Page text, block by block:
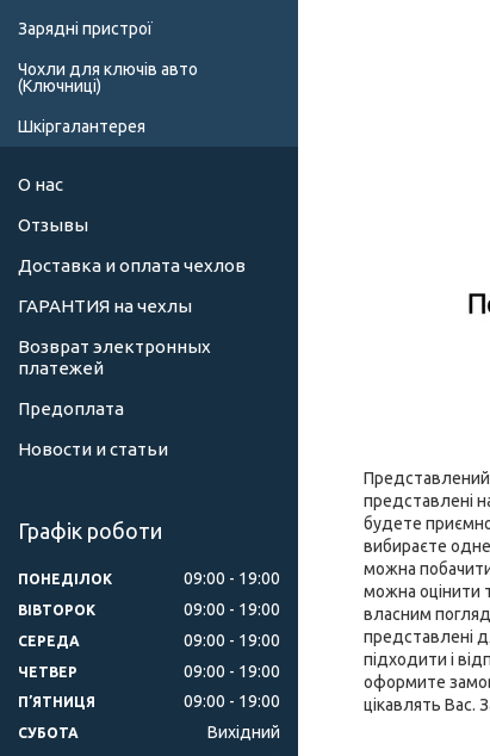
Представлений
представлені
будете
вибираєте
можна
можна оцінити
власним
представлені
підходити і
оформите
цікавлять Вас.
Зарядні пристрої
Чохли для ключів авто
(Ключниці)
Шкіргалантерея
О нас
Отзывы
Доставка и оплата чехлов
ГАРАНТИЯ на чехлы
Возврат электронных
платежей
Предоплата
Новости и статьи
Графік роботи
ПОНЕДІЛОК 09:00 19:00
ВІВТОРОК 09:00 19:00
СЕРЕДА 09:00 19:00
ЧЕТВЕР 09:00 19:00
ПʼЯТНИЦЯ 09:00 19:00
СУБОТА Вихідний